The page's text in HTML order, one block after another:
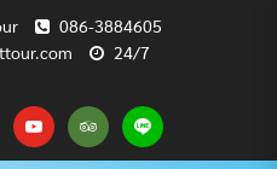
086-3884605
24/7
SAMPLE
ทัวร์
ทั้งหมด
บทความ
ท่อง
เที่ยว
ยินดี
ต้อนรับ
สู่
เกี่ยว
กับ
เรา
แพ็คเกจ
ทัวร์
ทั้งหมด